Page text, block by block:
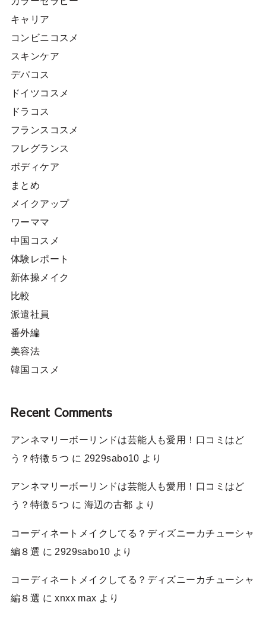
キャリア
コンビニコスメ
スキンケア
デパコス
ドイツコスメ
ドラコス
フランスコスメ
フレグランス
ボディケア
まとめ
メイクアップ
ワーママ
中国コスメ
体験レポート
新体操メイク
比較
派遣社員
番外編
美容法
韓国コスメ
Recent Comments
アンネマリーボーリンドは芸能人も愛用！口コミはど
う？特徴５つ に 2929sabo10 より
アンネマリーボーリンドは芸能人も愛用！口コミはど
う？特徴５つ に 海辺の古都 より
コーディネートメイクしてる？ディズニーカチューシャ
編８選 に 2929sabo10 より
コーディネートメイクしてる？ディズニーカチューシャ
編８選 にxnxx max より